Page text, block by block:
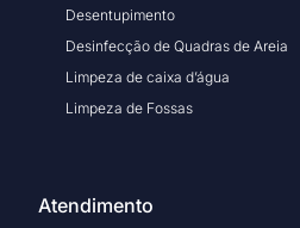
Desentupimento
Desinfecção de Quadras de Areia
Limpeza de caixa d’água
Limpeza de Fossas
Atendimento